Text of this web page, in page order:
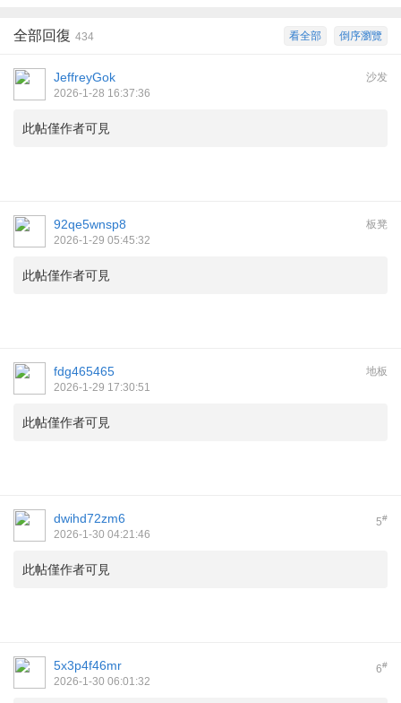
倒序瀏覽
看全部
全部回復 434
沙发
JeffreyGok
2026-1-28 16:37:36
此帖僅作者可見
板凳
92qe5wnsp8
2026-1-29 05:45:32
此帖僅作者可見
地板
fdg465465
2026-1-29 17:30:51
此帖僅作者可見
5#
dwihd72zm6
2026-1-30 04:21:46
此帖僅作者可見
6#
5x3p4f46mr
2026-1-30 06:01:32